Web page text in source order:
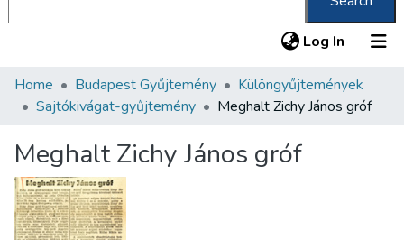
Log In (current)
Communities & Collections
Statistics
About us
Home Budapest Gyűjtemény
Különgyűjtemények
Sajtókivágat-gyűjtemény
Meghalt Zichy János gróf
Meghalt Zichy János gróf